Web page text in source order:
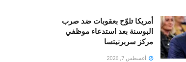
أمريكا تلوّح بعقوبات ضد صرب
البوسنة بعد استدعاء موظفي
مركز سربرنيتسا
أغسطس 7, 2026